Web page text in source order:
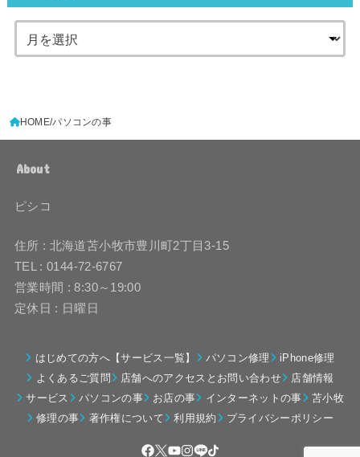
HOME パソコンの事
About
ピシコ
住所 : 北海道苫小牧市豊川町2丁目3-15
TEL : 0144-72-6767
営業時間 : 8:30～19:00
定休日 : 日曜日
はじめての方へ【サービス一覧】 パソコン修理
iPhone修理
よくあるご質問
店舗へのアクセスとお問い合わせ
店舗情報
サービス
パソコンの事 お店の事 インターネットの事
苫小牧
修理の事
著作権について 利用規約 プライバシーポリシー